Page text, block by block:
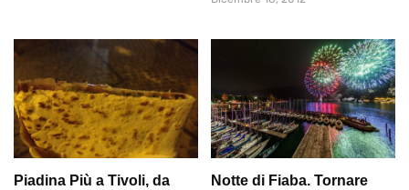
Piadina Più a Tivoli, da
Notte di Fiaba. Tornare